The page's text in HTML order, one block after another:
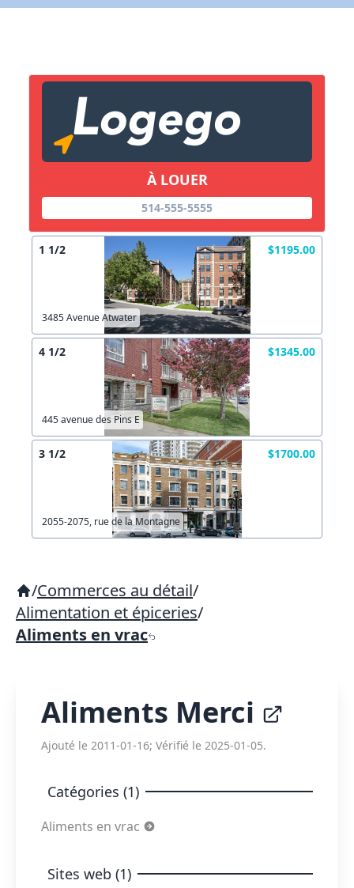
À LOUER
514-555-5555
1 1/2 $1195.00
3485 Avenue Atwater
4 1/2 $1345.00
445 avenue des Pins E
3 1/2 $1700.00
2055-2075, rue de la Montagne
/Commerces au détail/
Alimentation et épiceries/
Aliments en vrac
Aliments Merci
Ajouté le 2011-01-16; Vérifié le 2025-01-05.
Catégories (1)
Aliments en vrac
Sites web (1)
Copier lien
X Fermer Envoyez